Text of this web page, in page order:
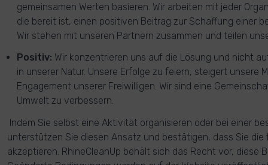
gemeinsamen Werten basieren. Wir arbeiten mit jeder
die bereit ist, einen positiven Beitrag zur Schaffung einer
Wir stehen mit unseren Partnern zusammen und teilen
Positiv: Wir konzentrieren uns auf die Lösung und nicht
in unserer Natur. Unsere Erfolge zu feiern, steigert unsere
Engagement unserer Freiwilligen. Wir sind eine
Umwelt zu verbessern.
Indem Sie selbst eine Aktivität organisieren oder bei einer
unterstützen Sie diesen Ansatz und bestätigen, dass Sie
akzeptieren. RhineCleanUp behält sich das Recht vor, diese